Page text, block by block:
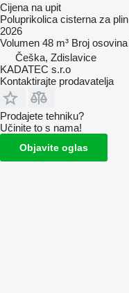
Cijena na upit
Poluprikolica cisterna za plin
2026
Volumen 48 m³ Broj osovina
Češka, Zdislavice
KADATEC s.r.o
Kontaktirajte prodavatelja
Prodajete tehniku?
Učinite to s nama!
Objavite oglas